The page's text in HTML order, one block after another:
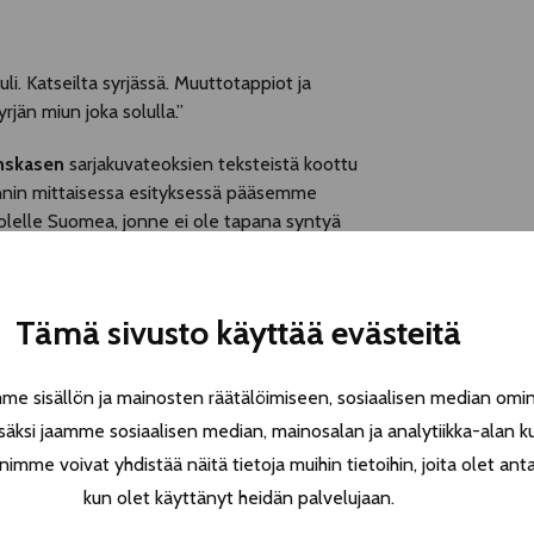
Tämä sivusto käyttää evästeitä
sisällön ja mainosten räätälöimiseen, sosiaalisen median
jaamme sosiaalisen median, mainosalan ja analytiikka-alan
voivat yhdistää näitä tietoja muihin tietoihin, joita olet
kun olet käyttänyt heidän palvelujaan.
Katseilta syrjässä. Muuttotappiot ja
miun joka solulla.”
sarjakuvateoksien teksteistä koottu
mittaisessa esityksessä pääsemme
Suomea, jonne ei ole tapana syntyä
jotai marjapensaan alta löytynyttä